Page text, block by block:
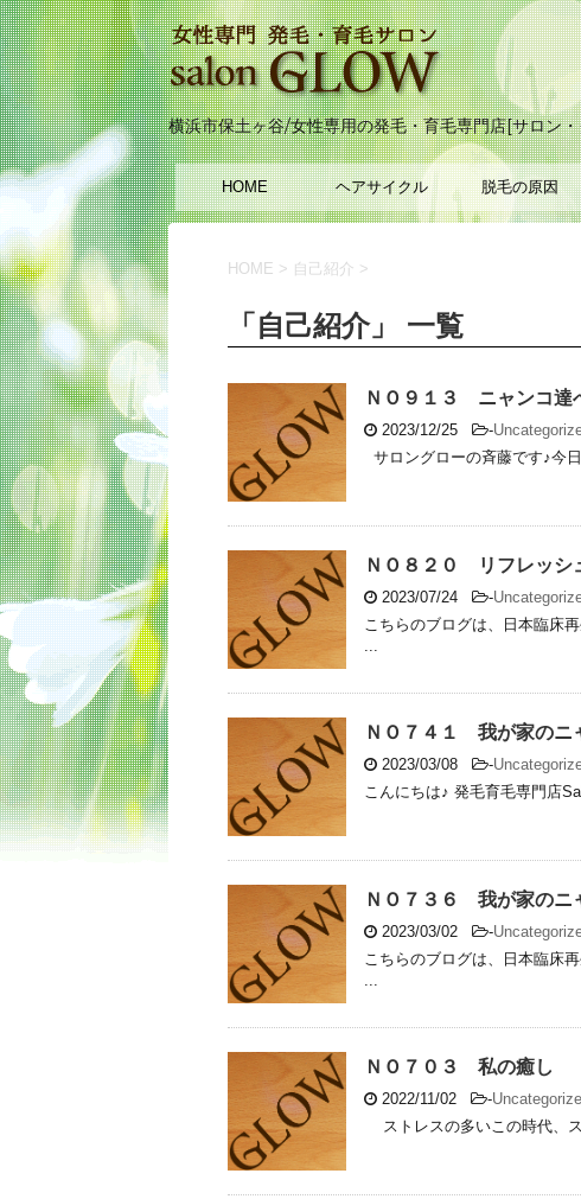
横浜市保土ヶ谷/女性専用の発毛・育毛専門店[サロン
HOME ヘアサイクル 脱毛の原因
HOME > 自己紹介 >
「自己紹介」 一覧
ＮＯ９１３ ニャンコ達
2023/12/25 -
サロングローの斉藤です♪今
ＮＯ８２０ リフレッシ
2023/07/24 -
こちらのブログは、日本臨床
...
ＮＯ７４１ 我が家の
2023/03/08 -
こんにちは♪ 発毛育毛専門店
ＮＯ７３６ 我が家のニ
2023/03/02 -
こちらのブログは、日本臨床
...
ＮＯ７０３ 私の癒し
2022/11/02 -
ストレスの多いこの時代、